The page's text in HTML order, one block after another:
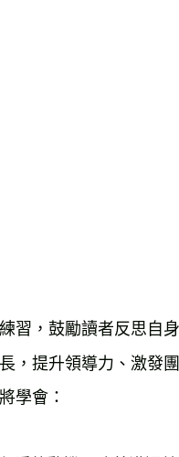
習，鼓勵讀者反思自
，提升領導力、激發
學會：